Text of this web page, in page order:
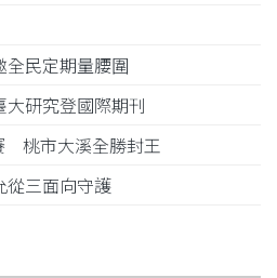
民定期量腰圍
研究登國際期刊
桃市大溪全勝封王
三面向守護